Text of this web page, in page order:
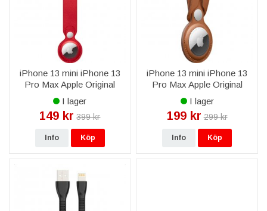
iPhone 13 mini iPhone 13
Pro Max Apple Original
AirTag Leather Loop - Röd
I lager
149 kr 399 kr
Info Köp
iPhone 13 mini iPhone 13
Pro Max Apple Original
AirTag Leather Loop -
Saddle Brown
I lager
199 kr 299 kr
Info Köp